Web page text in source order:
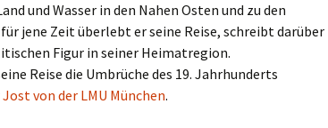
und Wasser in den Nahen Osten und zu den
jene Zeit überlebt er seine Reise, schreibt darüber
Figur in seiner Heimatregion.
Reise die Umbrüche des 19. Jahrhunderts
Jost von der LMU München.